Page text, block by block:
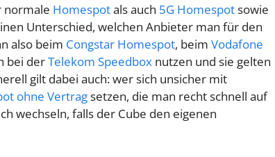
normale Homespotals auch 5G Homespotsowie
Unterschied, welchen Anbieter man für den
also beim Congstar Homespot, beim Vodafone
bei derTelekom Speedbox nutzen und sie gelten
gilt dabei auch: wer sich unsicher mit
ohne Vertragsetzen, die man recht schnell auf
wechseln, falls der Cube den eigenen